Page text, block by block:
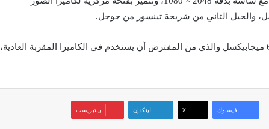
كما تم ذكر مستشعر Sony IMX787 بدقة 64 ميجابيكسل والذي من المفترض أن يستخدم في الكاميرا المقربة العادية،
فيسبوك ‫X لينكدإن بينتيريست